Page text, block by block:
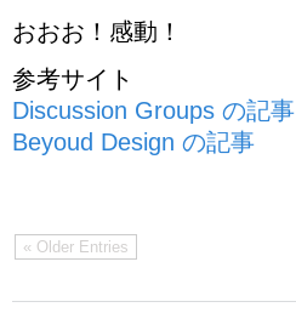
おおお！感動！
参考サイト
Discussion Groups の記事
Beyoud Design の記事
« Older Entries